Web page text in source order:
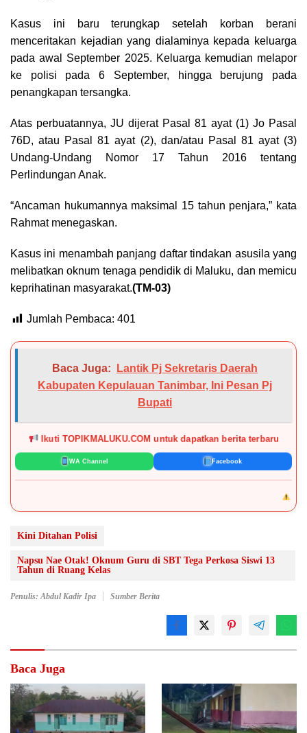
Kasus ini baru terungkap setelah korban berani
menceritakan kejadian yang dialaminya kepada keluarga
pada awal September 2025. Keluarga kemudian melapor
ke polisi pada 6 September, hingga berujung pada
penangkapan tersangka.
Atas perbuatannya, JU dijerat Pasal 81 ayat (1) Jo Pasal
76D, atau Pasal 81 ayat (2), dan/atau Pasal 81 ayat (3)
Undang-Undang Nomor 17 Tahun 2016 tentang
Perlindungan Anak.
“Ancaman hukumannya maksimal 15 tahun penjara,” kata
Rahmat menegaskan.
Kasus ini menambah panjang daftar tindakan asusila yang
melibatkan oknum tenaga pendidik di Maluku, dan memicu
keprihatinan masyarakat.(TM-03)
Jumlah Pembaca: 401
Baca Juga:
Lantik Pj Sekretaris Daerah
Kabupaten Kepulauan Tanimbar, Ini Pesan Pj
Bupati
Ikuti TOPIKMALUKU.COM untuk dapatkan berita terbaru
WA Channel Facebook
DISCLAIMER:
Kini Ditahan Polisi
Napsu Nae Otak! Oknum Guru di SBT Tega Perkosa Siswi 13
Tahun di Ruang Kelas
Penulis: Abdul Kadir Ipa Sumber Berita
Baca Juga